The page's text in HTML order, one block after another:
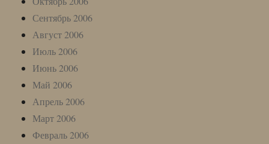
Сентябрь 2006
Август 2006
Июль 2006
Июнь 2006
Май 2006
Апрель 2006
Март 2006
Февраль 2006